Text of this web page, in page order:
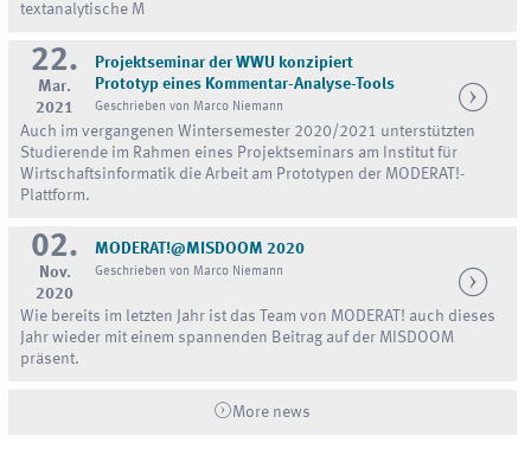
textanalytische M
22.
Mar.
2021
Projektseminar der WWU konzipiert
Prototyp eines Kommentar-Analyse-Tools
Geschrieben von Marco Niemann
Auch im vergangenen Wintersemester 2020/2021 unterstützten
Studierende im Rahmen eines Projektseminars am Institut für
Wirtschaftsinformatik die Arbeit am Prototypen der MODERAT!-
Plattform.
02.
Nov.
2020
MODERAT!@MISDOOM 2020
Geschrieben von Marco Niemann
Wie bereits im letzten Jahr ist das Team von MODERAT! auch dieses
Jahr wieder mit einem spannenden Beitrag auf der MISDOOM
präsent.
More news